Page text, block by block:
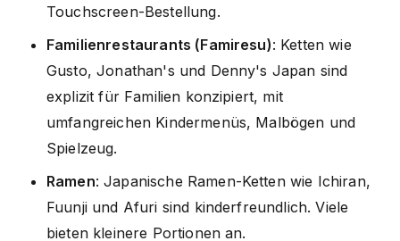
Touchscreen-Bestellung.
Familienrestaurants (Famiresu): Ketten wie
Gusto, Jonathan's und Denny's Japan sind
explizit für Familien konzipiert, mit
umfangreichen Kindermenüs, Malbögen und
Spielzeug.
Ramen: Japanische Ramen-Ketten wie Ichiran,
Fuunji und Afuri sind kinderfreundlich. Viele
bieten kleinere Portionen an.